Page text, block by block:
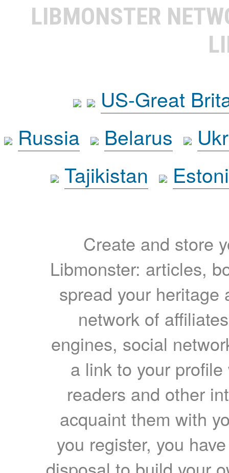
LIBMONSTER
US-Great
Russia
Belarus
Tajikistan
Create and store
Libmonster: articles,
spread your heritage
network of
engines, social
a link to your
readers and other
acquaint them with
you register, you